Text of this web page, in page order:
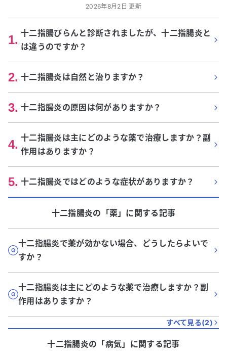
2026年8月2日 更新
1. 十二指腸びらんと診断されましたが、十二指腸炎と
は違うのですか？
2. 十二指腸炎は自然と治りますか？
3. 十二指腸炎の原因は何がありますか？
4. 十二指腸炎は主にどのような薬で治療しますか？副
作用はありますか？
5. 十二指腸炎ではどのような症状がありますか？
十二指腸炎の「薬」に関する記事
十二指腸炎で薬が効かない場合、どうしたらよいで
すか？
十二指腸炎は主にどのような薬で治療しますか？副
作用はありますか？
すべて見る(2)
十二指腸炎の「病気」に関する記事